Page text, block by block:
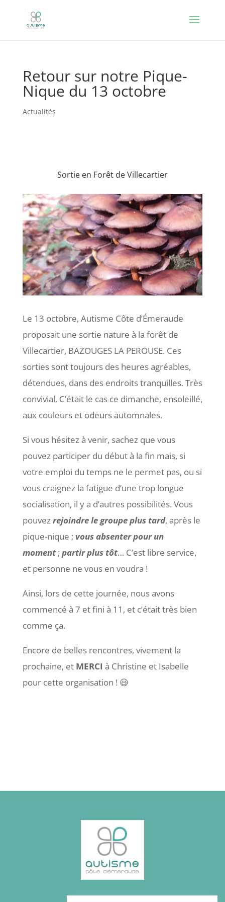
Retour sur notre Pique-
Nique du 13 octobre
Actualités
Sortie en Forêt de Villecartier
Le 13 octobre, Autisme Côte d’Émeraude
proposait une sortie nature à la forêt de
Villecartier, BAZOUGES LA PEROUSE. Ces
sorties sont toujours des heures agréables,
détendues, dans des endroits tranquilles. Très
convivial. C’était le cas ce dimanche, ensoleillé,
aux couleurs et odeurs automnales.
Si vous hésitez à venir, sachez que vous
pouvez participer du début à la fin mais, si
votre emploi du temps ne le permet pas, ou si
vous craignez la fatigue d’une trop longue
socialisation, il y a d’autres possibilités. Vous
pouvezrejoindre le groupe plus tard, après le
pique-nique ; vous absenter pour un
moment; partir plus tôt… C’est libre service,
et personne ne vous en voudra !
Ainsi, lors de cette journée, nous avons
commencé à 7 et fini à 11, et c’était très bien
comme ça.
Encore de belles rencontres, vivement la
prochaine, et MERCI à Christine et Isabelle
pour cette organisation ! 😃